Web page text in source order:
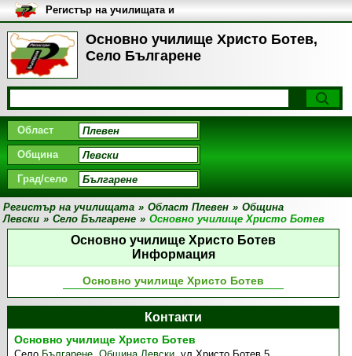
Основно училище Христо Ботев,
Село Българене
Регистър на училищата и
университетите в България
Област
Община
Град/село
Регистър на училищата » Област Плевен » Община
Левски » Село Българене » Основно училище Христо Ботев
Основно училище Христо Ботев
Информация
Основно училище Христо Ботев
Контакти
Основно училище Христо Ботев